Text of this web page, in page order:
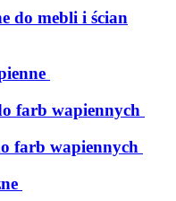
do mebli i ścian
farb wapiennych
farb wapiennych